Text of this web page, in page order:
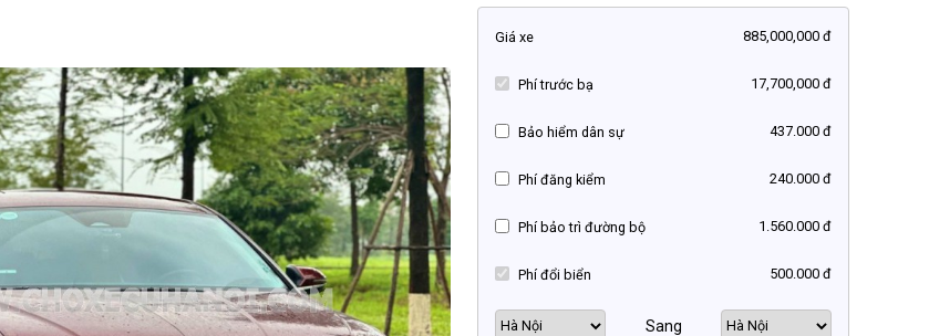
Giá xe 885,000,000 đ
Phí trước bạ 17,700,000 đ
Bảo hiểm dân sự 437.000 đ
Phí đăng kiểm 240.000 đ
Phí bảo trì đường bộ 1.560.000 đ
Phí đổi biển 500.000 đ
Sang